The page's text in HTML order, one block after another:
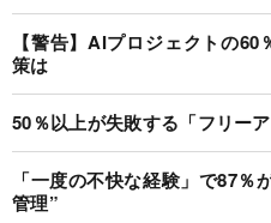
【警告】AIプロジェクトの
策は
50％以上が失敗する「フリー
「一度の不快な経験」で87
管理”